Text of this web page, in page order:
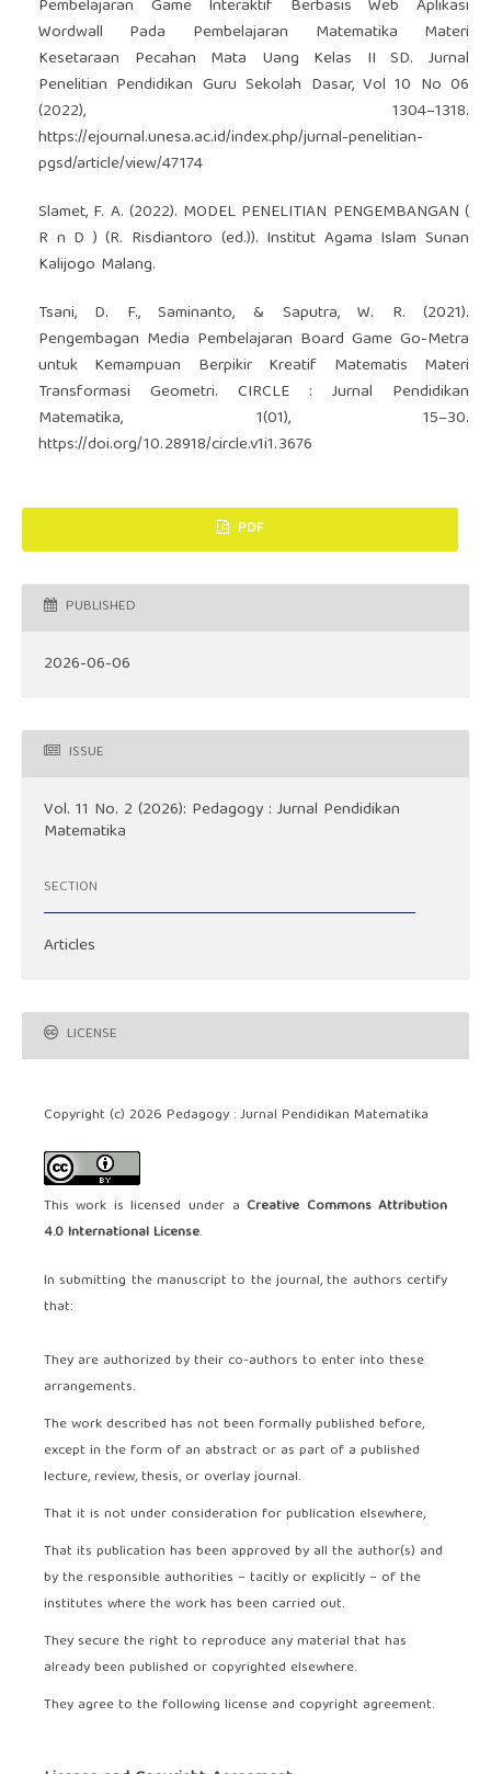
Pembelajaran Game Interaktif Berbasis Web Aplikasi
Wordwall Pada Pembelajaran Matematika Materi
Kesetaraan Pecahan Mata Uang Kelas II SD. Jurnal
Penelitian Pendidikan Guru Sekolah Dasar, Vol 10 No 06
(2022), 1304–1318.
https://ejournal.unesa.ac.id/index.php/jurnal-penelitian-
pgsd/article/view/47174
Slamet, F. A. (2022). MODEL PENELITIAN PENGEMBANGAN (
R n D ) (R. Risdiantoro (ed.)). Institut Agama Islam Sunan
Kalijogo Malang.
Tsani, D. F., Saminanto, & Saputra, W. R. (2021).
Pengembagan Media Pembelajaran Board Game Go-Metra
untuk Kemampuan Berpikir Kreatif Matematis Materi
Transformasi Geometri. CIRCLE : Jurnal Pendidikan
Matematika, 1(01), 15–30.
https://doi.org/10.28918/circle.v1i1.3676
PDF
PUBLISHED
2026-06-06
ISSUE
Vol. 11 No. 2 (2026): Pedagogy : Jurnal Pendidikan
Matematika
SECTION
Articles
LICENSE
Copyright (c) 2026 Pedagogy : Jurnal Pendidikan Matematika
This work is licensed under a Creative Commons Attribution
4.0 International License.
In submitting the manuscript to the journal, the authors certify
that:
They are authorized by their co-authors to enter into these
arrangements.
The work described has not been formally published before,
except in the form of an abstract or as part of a published
lecture, review, thesis, or overlay journal.
That it is not under consideration for publication elsewhere,
That its publication has been approved by all the author(s) and
by the responsible authorities – tacitly or explicitly – of the
institutes where the work has been carried out.
They secure the right to reproduce any material that has
already been published or copyrighted elsewhere.
They agree to the following license and copyright agreement.